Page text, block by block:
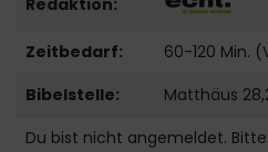
Redaktion:
Zeitbedarf:
60-120 Min.
Bibelstelle:
Matthäus
Du bist nicht angemeldet.